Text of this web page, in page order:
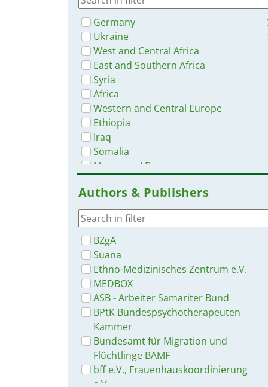
Germany
Ukraine
West and Central Africa
East and Southern Africa
Syria
Africa
Western and Central Europe
Ethiopia
Iraq
Somalia
Myanmar / Burma
Authors & Publishers
BZgA
Suana
Ethno-Medizinisches Zentrum e.V.
MEDBOX
ASB - Arbeiter Samariter Bund
BPtK Bundespsychotherapeuten
Kammer
Bundesamt für Migration und
Flüchtlinge BAMF
bff e.V., Frauenhauskoordinierung
e.V.